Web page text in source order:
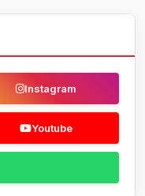
Instagram
Youtube